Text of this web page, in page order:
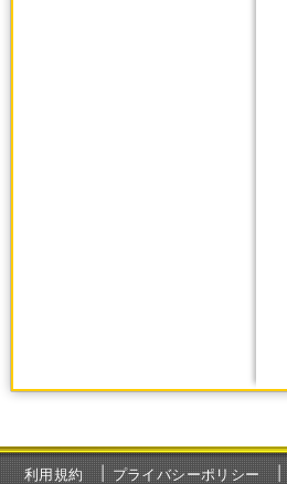
利用規約 プライバシーポリシー